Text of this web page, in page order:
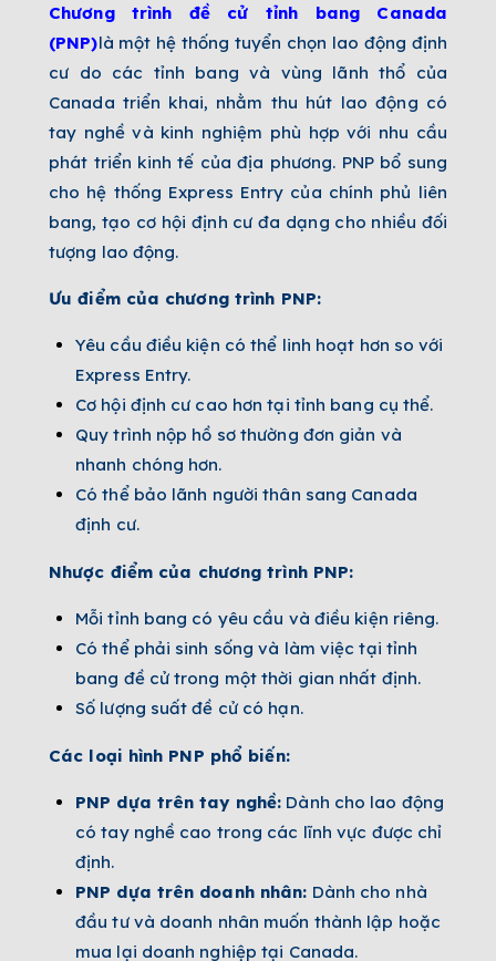
Chương trình đề cử tỉnh bang Canada
(PNP)là một hệ thống tuyển chọn lao động định
cư do các tỉnh bang và vùng lãnh thổ của
Canada triển khai, nhằm thu hút lao động có
tay nghề và kinh nghiệm phù hợp với nhu cầu
phát triển kinh tế của địa phương. PNP bổ sung
cho hệ thống Express Entry của chính phủ liên
bang, tạo cơ hội định cư đa dạng cho nhiều đối
tượng lao động.
Ưu điểm của chương trình PNP:
Yêu cầu điều kiện có thể linh hoạt hơn so với
Express Entry.
Cơ hội định cư cao hơn tại tỉnh bang cụ thể.
Quy trình nộp hồ sơ thường đơn giản và
nhanh chóng hơn.
Có thể bảo lãnh người thân sang Canada
định cư.
Nhược điểm của chương trình PNP:
Mỗi tỉnh bang có yêu cầu và điều kiện riêng.
Có thể phải sinh sống và làm việc tại tỉnh
bang đề cử trong một thời gian nhất định.
Số lượng suất đề cử có hạn.
Các loại hình PNP phổ biến:
PNP dựa trên tay nghề: Dành cho lao động
có tay nghề cao trong các lĩnh vực được chỉ
định.
PNP dựa trên doanh nhân: Dành cho nhà
đầu tư và doanh nhân muốn thành lập hoặc
mua lại doanh nghiệp tại Canada.